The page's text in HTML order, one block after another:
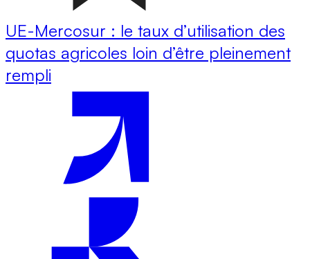
UE-Mercosur : le taux d’utilisation des
quotas agricoles loin d’être pleinement
rempli